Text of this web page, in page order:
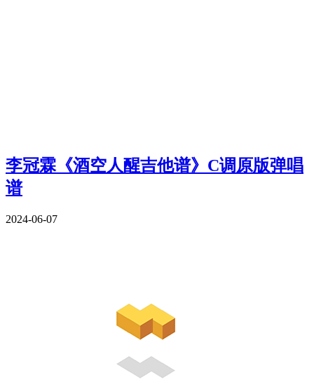
李冠霖《酒空人醒吉他谱》C调原版弹唱
谱
2024-06-07